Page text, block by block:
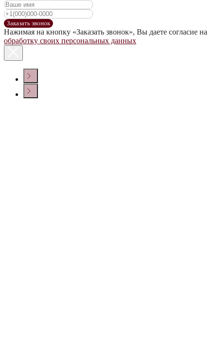
Заказать звонок
Нажимая на кнопку «Заказать звонок», Вы даете согласие на
обработку своих персональных данных